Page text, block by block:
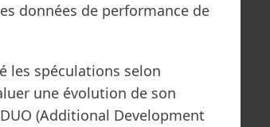
données de performance de
les spéculations selon
une évolution de son
(Additional Development